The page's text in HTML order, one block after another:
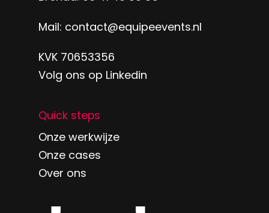
Mail: contact@equipeevents.nl
KVK 70653356
Volg ons op Linkedin
Quick steps
Onze werkwijze
Onze cases
Over ons